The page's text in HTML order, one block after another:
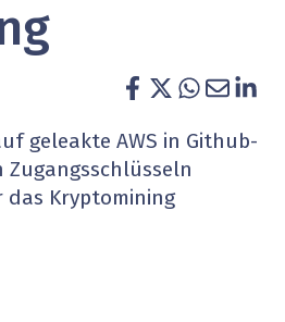
wird digital
Managed Services & Co.
Artificial
Finance
Fintech
geleakte AWS in Github-
Zugangsschlüsseln
das Kryptomining